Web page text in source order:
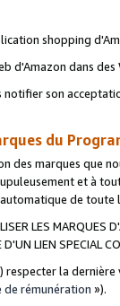
shopping
d'Amazon dans
son
du
des marques que
et à
de
LES MARQUES
LIEN SPECIAL
la
de rémunération »).